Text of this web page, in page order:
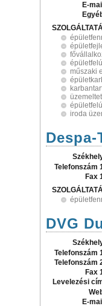
E-
műszaki
iroda
Telefonszám
Fax
DVG
Telefonszám
Telefonszám
Fax
Levelezési
E-